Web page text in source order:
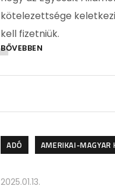
kötelezettsége
kell fizetniük.
BŐVEBBEN
ADÓ AMERIKAI-
2025.01.13.